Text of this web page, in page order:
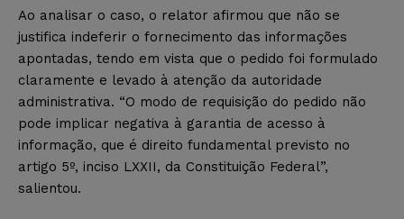
Ao analisar o caso, o relator afirmou que não se
justifica indeferir o fornecimento das informações
apontadas, tendo em vista que o pedido foi formulado
claramente e levado à atenção da autoridade
administrativa. “O modo de requisição do pedido não
pode implicar negativa à garantia de acesso à
informação, que é direito fundamental previsto no
artigo 5º, inciso LXXII, da Constituição Federal”,
salientou.